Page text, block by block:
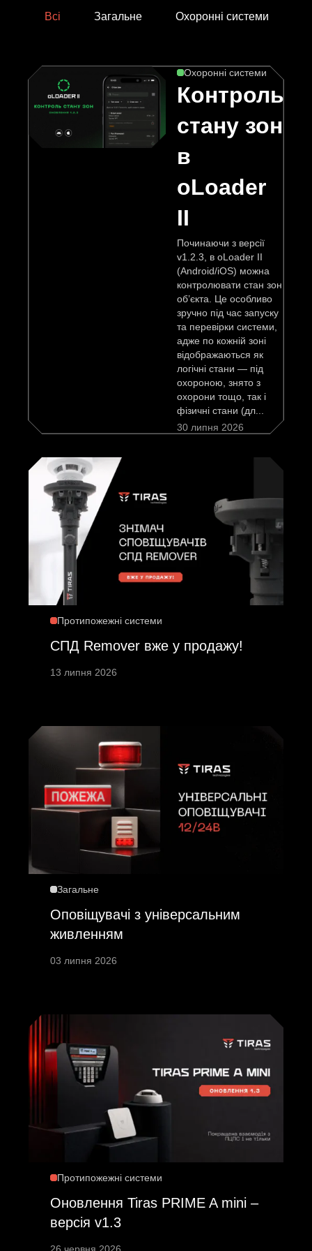
шосе
буд.
8
НАМ
Всі Загальне Охоронні системи
Охоронні системи
Контроль
стану зон
в
oLoader
II
Починаючи з версії
v1.2.3, в oLoader II
(Android/iOS) можна
контролювати стан зон
об’єкта. Це особливо
зручно під час запуску
та перевірки системи,
адже по кожній зоні
відображаються як
логічні стани — під
охороною, знято з
охорони тощо, так і
фізичні стани (дл...
30 липня 2026
Протипожежні системи
СПД Remover вже у продажу!
13 липня 2026
Загальне
Оповіщувачі з універсальним
живленням
03 липня 2026
Протипожежні системи
Оновлення Tiras PRIME A mini –
версія v1.3